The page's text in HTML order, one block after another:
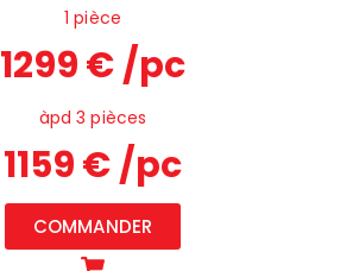
1 pièce
1299 € /pc
àpd 3 pièces
1159 € /pc
COMMANDER